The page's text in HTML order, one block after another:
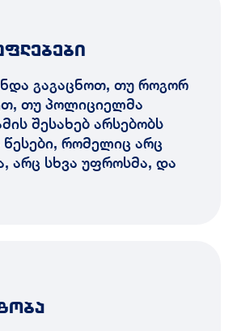
გაგაცნოთ, თუ როგორ
თუ პოლიციელმა
შესახებ არსებობს
წესები, რომელიც არც
არც სხვა უფროსმა, და